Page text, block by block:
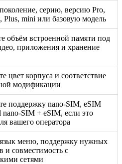
поколение, серию, версию Pro,
Plus, mini или базовую модель
объём встроенной памяти под
приложения и хранение
цвет корпуса и соответствие
модификации
поддержку nano-SIM, eSIM
nano-SIM + eSIM, если это
вашего оператора
язык меню, поддержку нужных
и совместимость с
сетями